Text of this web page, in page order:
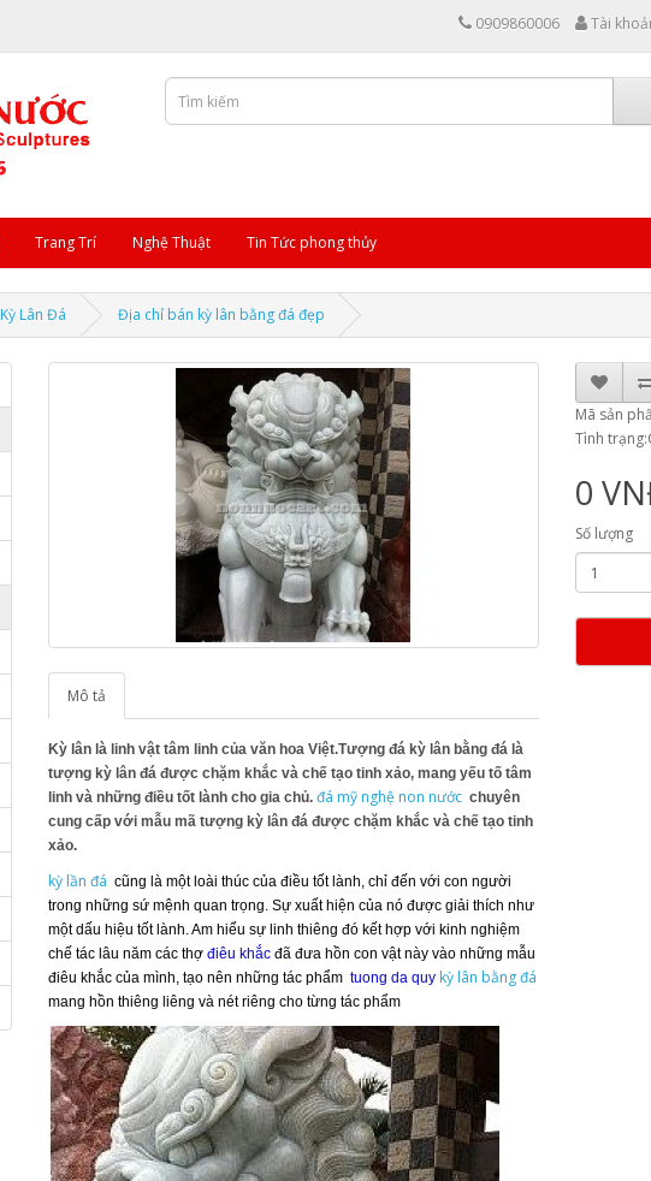
0909860006 Tài
Trang Trí Nghệ Thuật Tin Tức phong thủy
Kỳ Lân Đá Địa chỉ bán kỳ lân bằng đá đẹp
Mô tả
Kỳ lân là linh vật tâm linh của văn hoa Việt.Tượng đá kỳ lân bằng đá là
tượng kỳ lân đá được chặm khắc và chế tạo tinh xảo, mang yếu tố tâm
linh và những điều tốt lành cho gia chủ. đá mỹ nghệ non nướcchuyên
cung cấp với mẫu mã tượng kỳ lân đá được chặm khắc và chế tạo tinh
xảo.
kỳ lần đá cũng là một loài thúc của điều tốt lành, chỉ đến với con người
trong những sứ mệnh quan trọng. Sự xuất hiện của nó được giải thích như
một dấu hiệu tốt lành. Am hiểu sự linh thiêng đó kết hợp với kinh nghiệm
chế tác lâu năm các thợ điêu khắcđã đưa hồn con vật này vào những mẫu
điêu khắc của mình, tạo nên những tác phẩm tuong da quy kỳ lân bằng đá
mang hồn thiêng liêng và nét riêng cho từng tác phẩm
Mã sản
Tình
0
Số lượng